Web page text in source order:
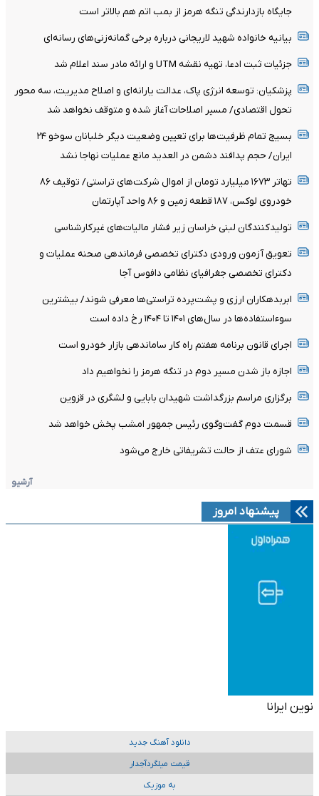
جایگاه بازدارندگی تنگه هرمز از بمب اتم هم بالاتر است
بیانیه خانواده شهید لاریجانی درباره برخی گمانه‌زنی‌های رسانه‌ای
جزئیات ثبت ادعا، تهیه نقشه UTM و ارائه مادر سند اعلام شد
پزشکیان: توسعه انرژی پاک، عدالت یارانه‌ای و اصلاح مدیریت، سه محور
تحول اقتصادی/ مسیر اصلاحات آغاز شده و متوقف نخواهد شد
بسیج تمام ظرفیت‌ها برای تعیین وضعیت دیگر خلبانان سوخو ۲۴
ایران/ حجم پدافند دشمن در العدید مانع عملیات نهاجا نشد
تهاتر ۱۶۷۳ میلیارد تومان از اموال شرکت‌های تراستی/ توقیف ۸۶
خودروی لوکس، ۱۸۷ قطعه زمین و ۸۶ واحد آپارتمان
تولیدکنندگان لبنی خراسان زیر فشار مالیات‌های غیرکارشناسی
تعویق آزمون ورودی دکترای تخصصی فرماندهی صحنه عملیات و
دکترای تخصصی جغرافیای نظامی دافوس آجا
ابربدهکاران ارزی و پشت‌پرده تراستی‌ها معرفی شوند/ بیشترین
سوءاستفاده‌ها در سال‌های ۱۴۰۱ تا ۱۴۰۴ رخ داده است
اجرای قانون برنامه هفتم راه کار ساماندهی بازار خودرو است
اجازه باز شدن مسیر دوم در تنگه هرمز را نخواهیم داد
برگزاری مراسم بزرگداشت شهیدان بابایی و لشگری در قزوین
قسمت دوم گفت‌وگوی رئیس جمهور امشب پخش خواهد شد
شورای عتف از حالت تشریفاتی خارج می‌شود
آرشیو
پیشنهاد امروز
نوین ایرانا
دانلود آهنگ جدید
قیمت میلگردآجدار
به موزیک